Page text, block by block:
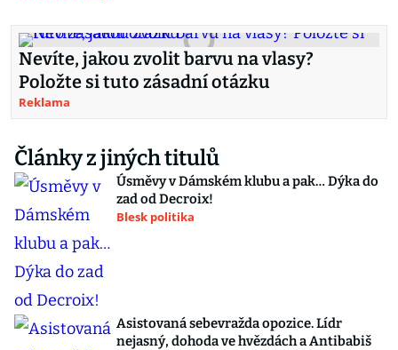
Nevíte, jakou zvolit barvu na vlasy?
Položte si tuto zásadní otázku
Reklama
Články z jiných titulů
Úsměvy v Dámském klubu a pak… Dýka do
zad od Decroix!
Blesk politika
Asistovaná sebevražda opozice. Lídr
nejasný, dohoda ve hvězdách a Antibabiš